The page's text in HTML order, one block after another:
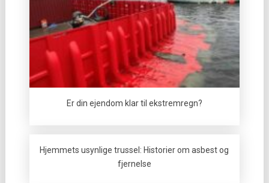
Er din ejendom klar til ekstremregn?
Hjemmets usynlige trussel: Historier om asbest og
fjernelse